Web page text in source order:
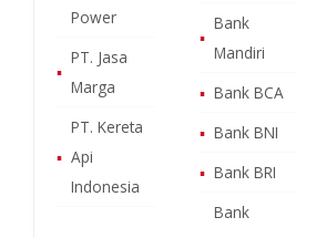
Power
▪
PT. Jasa
Marga
▪
PT. Kereta
Api
Indonesia
▪
Bank
Mandiri
▪ Bank BCA
▪ Bank BNI
▪ Bank BRI
Bank